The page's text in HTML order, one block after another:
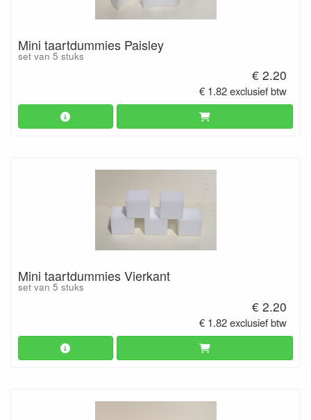
Mini taartdummies Paisley
set van 5 stuks
€ 2.20
€ 1.82 exclusief btw
Mini taartdummies Vierkant
set van 5 stuks
€ 2.20
€ 1.82 exclusief btw